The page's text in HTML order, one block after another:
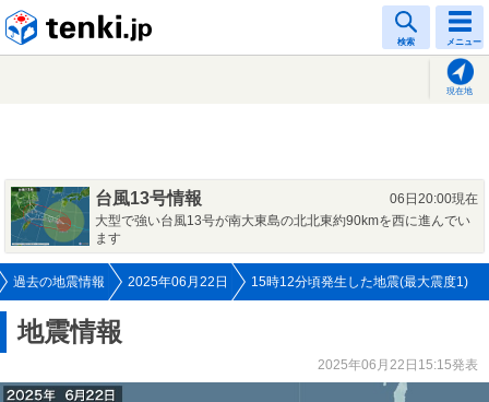
検索 メニュー
現在地
台風13号情報
06日20:00現在
大型で強い台風13号が南大東島の北北東約90kmを西に進んでい
ます
過去の地震情報 2025年06月22日 15時12分頃発生した地震(最大震度1)
地震情報
2025年06月22日15:15発表